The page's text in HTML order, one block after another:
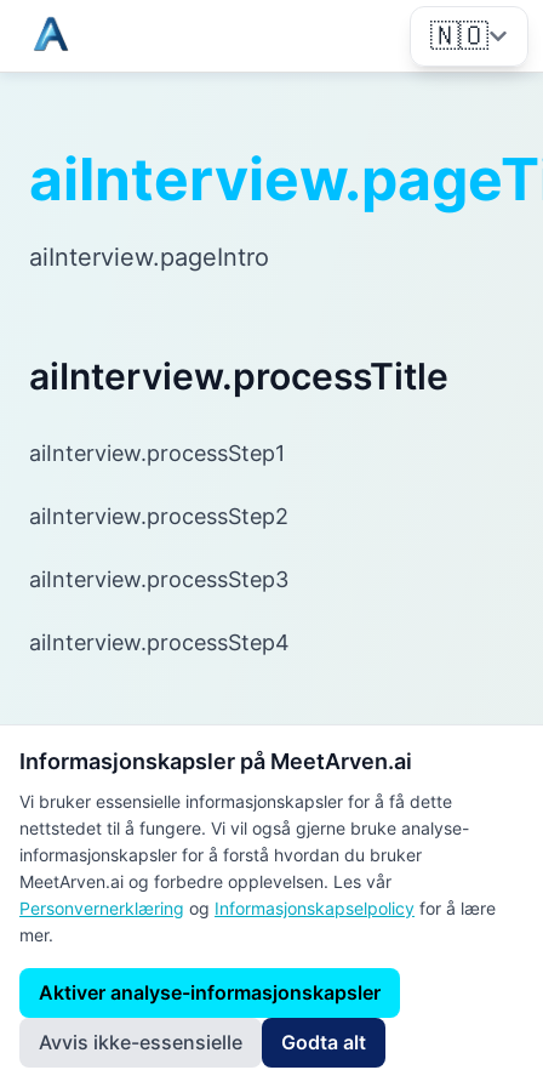
🇳🇴
aiInterview.pageIntro
aiInterview.processTitle
aiInterview.processStep1
aiInterview.processStep2
aiInterview.processStep3
aiInterview.processStep4
Intervjumotor Beta Forhåndsvisning
Strukturert, bevissthetsbevisst, AI-drevet
intervjusimulering – designet for å standardisere
evaluering og forbedre kandidatopplevelsen.
Sanntidssimulering
Adaptive spørsmål og oppfølgingsspørsmål, basert
på rollekompetansesignaler.
Informasjonskapsler på MeetArven.ai
Vi bruker essensielle informasjonskapsler for å få dette
nettstedet til å fungere. Vi vil også gjerne bruke analyse-
informasjonskapsler for å forstå hvordan du bruker
MeetArven.ai og forbedre opplevelsen. Les vår
Personvernerklæring og Informasjonskapselpolicy for å lære
mer.
Aktiver analyse-informasjonskapsler
Avvis ikke-essensielle Godta alt